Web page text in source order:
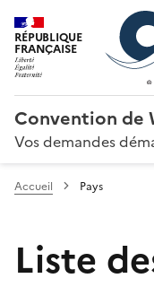
RÉPUBLIQUE
FRANÇAISE
Convention de
Vos demandes
Accueil Pays
Liste